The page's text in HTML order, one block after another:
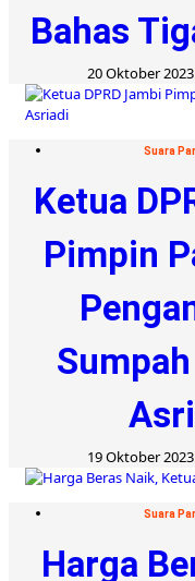
Bahas
20 Oktober 2023
Suara
Ketua
Pimpin
19 Oktober 2023
Suara
Harga